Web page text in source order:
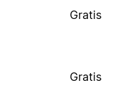
Gratis
Gratis